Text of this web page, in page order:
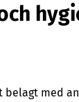
belagt med